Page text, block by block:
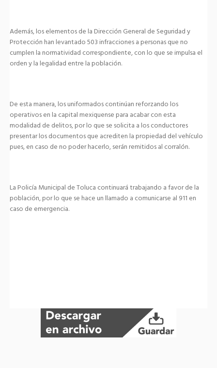
Además, los elementos de la Dirección General de Seguridad y
Protección han levantado 503 infracciones a personas que no
cumplen la normatividad correspondiente, con lo que se impulsa el
orden y la legalidad entre la población.
De esta manera, los uniformados continúan reforzando los
operativos en la capital mexiquense para acabar con esta
modalidad de delitos, por lo que se solicita a los conductores
presentar los documentos que acrediten la propiedad del vehículo
pues, en caso de no poder hacerlo, serán remitidos al corralón.
La Policía Municipal de Toluca continuará trabajando a favor de la
población, por lo que se hace un llamado a comunicarse al 911 en
caso de emergencia.